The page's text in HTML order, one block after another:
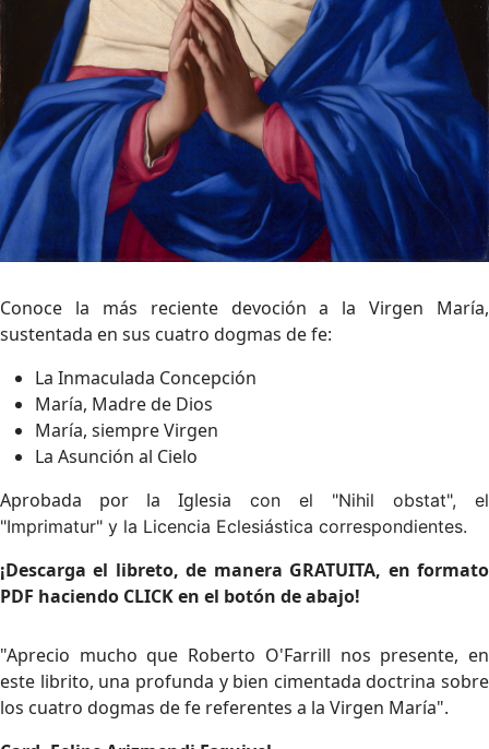
Conoce la más reciente devoción a la Virgen María,
sustentada en sus cuatro dogmas de fe:
La Inmaculada Concepción
María, Madre de Dios
María, siempre Virgen
La Asunción al Cielo
Aprobada por la Iglesia con el "Nihil obstat", el
"Imprimatur" y la Licencia Eclesiástica correspondientes.
¡Descarga el libreto, de manera GRATUITA, en formato
PDF haciendo CLICK en el botón de abajo!
"Aprecio mucho que Roberto O'Farrill nos presente, en
este librito, una profunda y bien cimentada doctrina sobre
los cuatro dogmas de fe referentes a la Virgen María".